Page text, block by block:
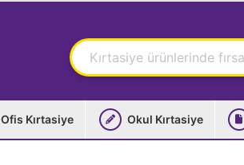
Ofis Kırtasiye Okul Kırtasiye